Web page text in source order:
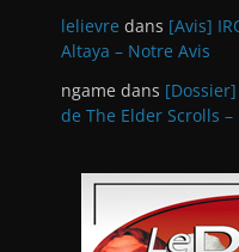
lelievre dans [Avis]
Altaya – Notre Avis
ngame dans
de The Elder Scrolls –